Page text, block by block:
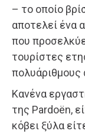
– το οποίο
αποτελεί ένα
που
τουρίστες
πολυάριθμους
Κανένα
της Pardoën,
κόβει ξύλα